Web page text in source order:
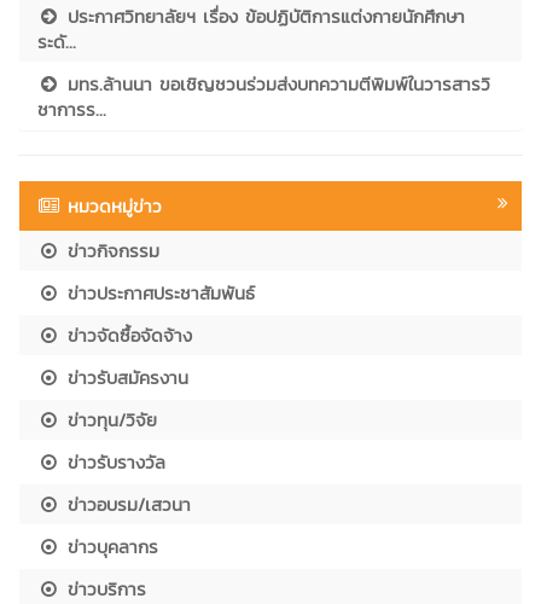
ประกาศวิทยาลัยฯ เรื่อง ข้อปฏิบัติการแต่งกายนักศึกษา
ระดั...
มทร.ล้านนา ขอเชิญชวนร่วมส่งบทความตีพิมพ์ในวารสารวิ
ชาการร...
หมวดหมู่ข่าว
ข่าวกิจกรรม
ข่าวประกาศประชาสัมพันธ์
ข่าวจัดซื้อจัดจ้าง
ข่าวรับสมัครงาน
ข่าวทุน/วิจัย
ข่าวรับรางวัล
ข่าวอบรม/เสวนา
ข่าวบุคลากร
ข่าวบริการ